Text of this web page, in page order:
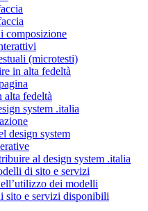
composizione
(microtesti)
in alta fedeltà
fedeltà
system .italia
design system
al design system .italia
di sito e servizi
dei modelli
sito e servizi disponibili